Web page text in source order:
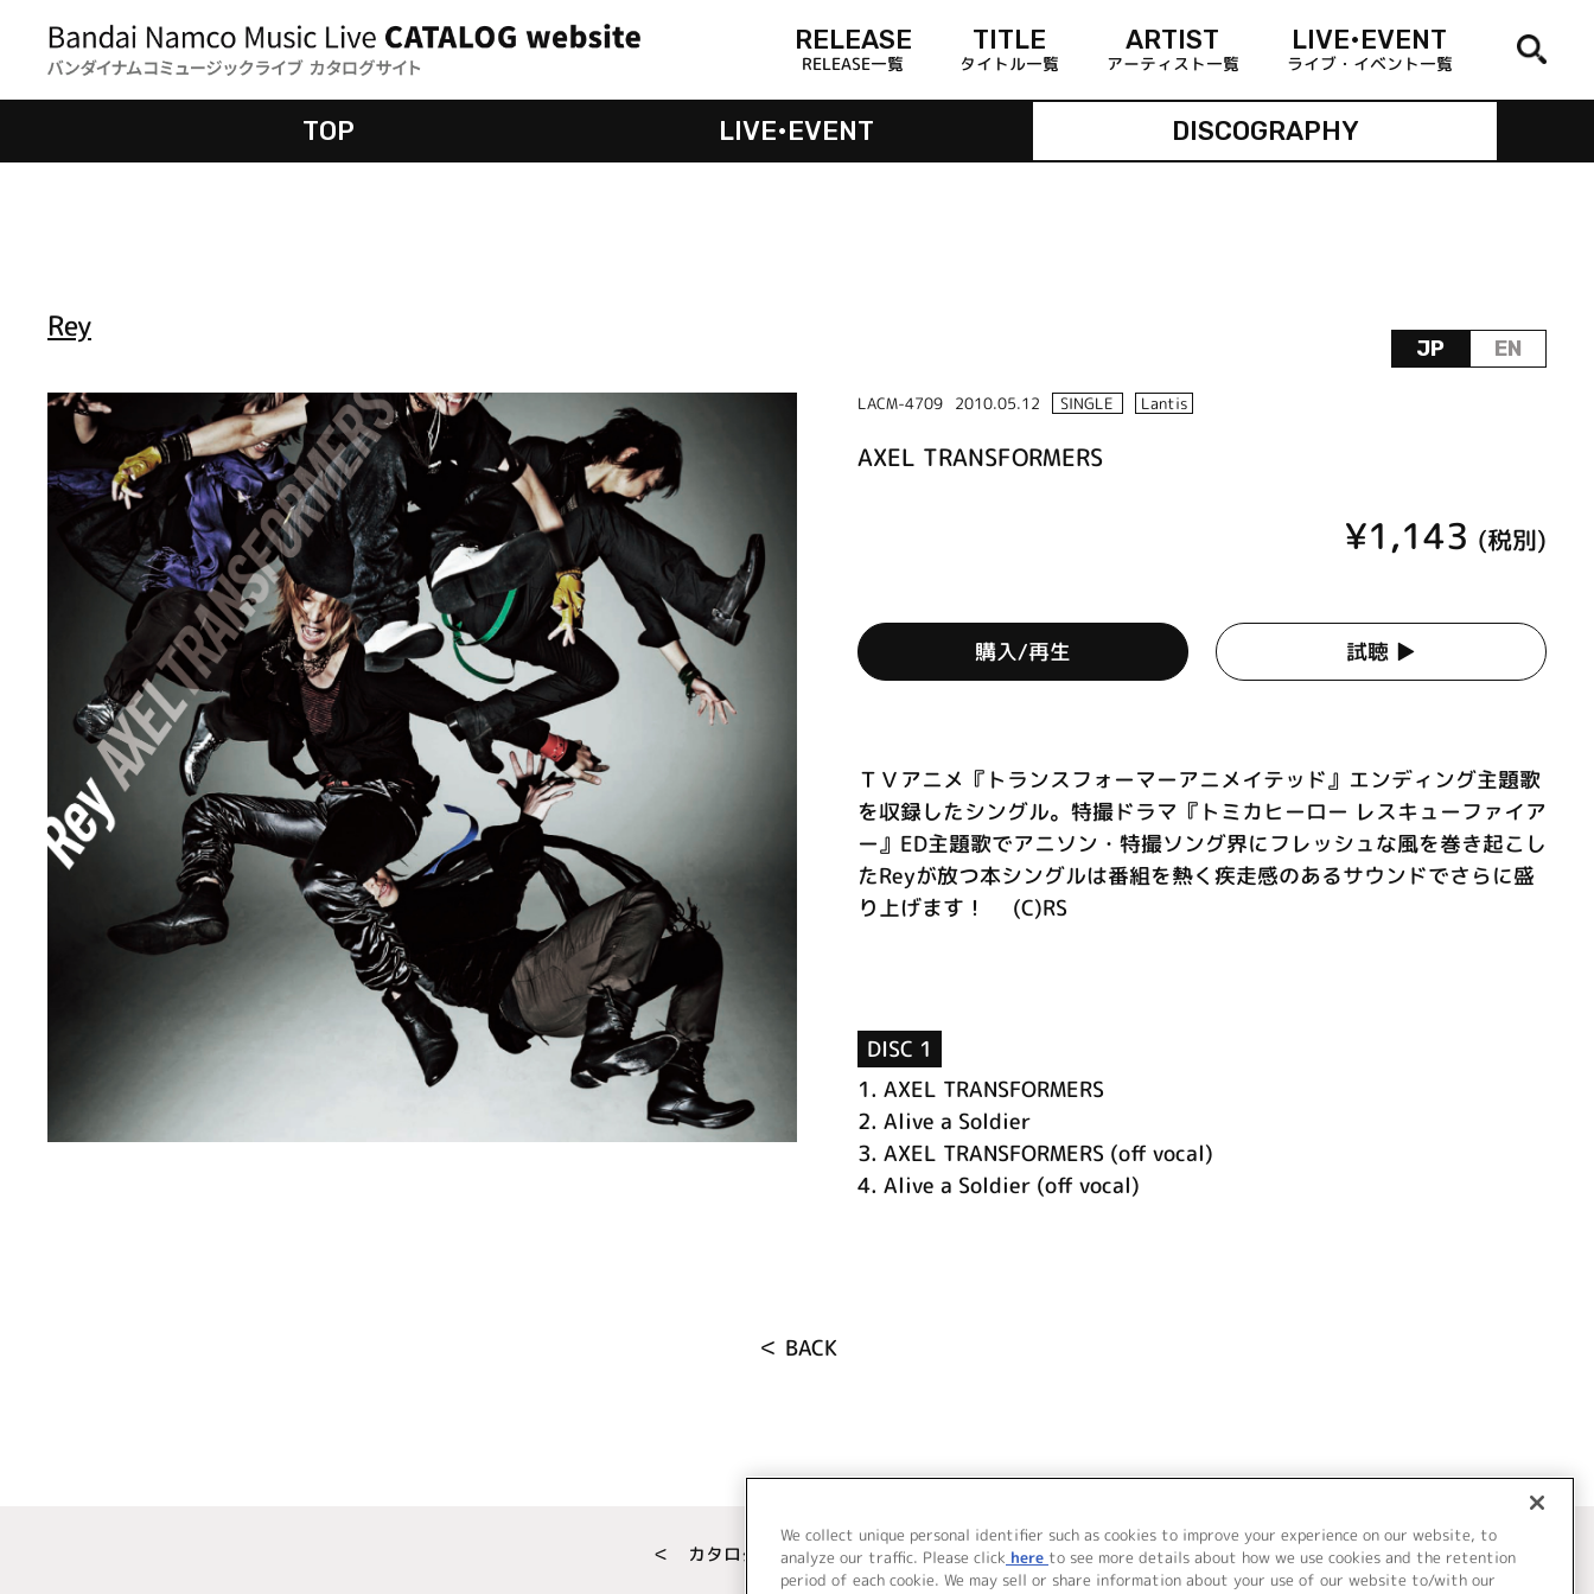
RELEASE
RELEASE一覧
TITLE
タイトル一覧
ARTIST
アーティスト一覧
LIVE•EVENT
ライブ・イベント一覧
TOP LIVE•EVENT DISCOGRAPHY
JP EN
Rey
LACM-4709 2010.05.12 SINGLE Lantis
AXEL TRANSFORMERS
¥1,143 (税別)
購入/再生 試聴 ▶︎
ＴＶアニメ『トランスフォーマーアニメイテッド』エンディング主題歌
を収録したシングル。特撮ドラマ『トミカヒーロー レスキューファイア
ー』ED主題歌でアニソン・特撮ソング界にフレッシュな風を巻き起こし
たReyが放つ本シングルは番組を熱く疾走感のあるサウンドでさらに盛
り上げます！ (C)RS
DISC 1
1. AXEL TRANSFORMERS
2. Alive a Soldier
3. AXEL TRANSFORMERS (off vocal)
4. Alive a Soldier (off vocal)
＜ BACK
＜ カタログサイト トップページへ
We collect unique personal identifier such as cookies to improve your experience on our website, to
analyze our traffic. Please click here to see more details about how we use cookies and the retention
period of each cookie. We may sell or share information about your use of our website to/with our